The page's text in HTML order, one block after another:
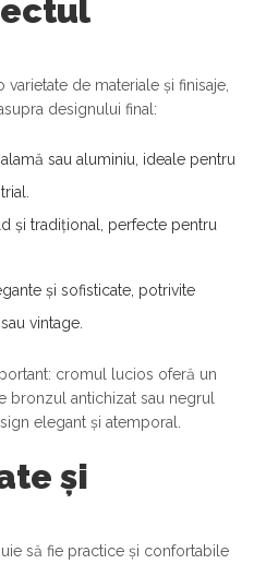
de materiale și finisaje,
designului final:
sau aluminiu, ideale pentru
și tradițional, perfecte pentru
și sofisticate, potrivite
vintage.
cromul lucios oferă un
antichizat sau negrul
elegant și atemporal.
și
să fie practice și confortabile